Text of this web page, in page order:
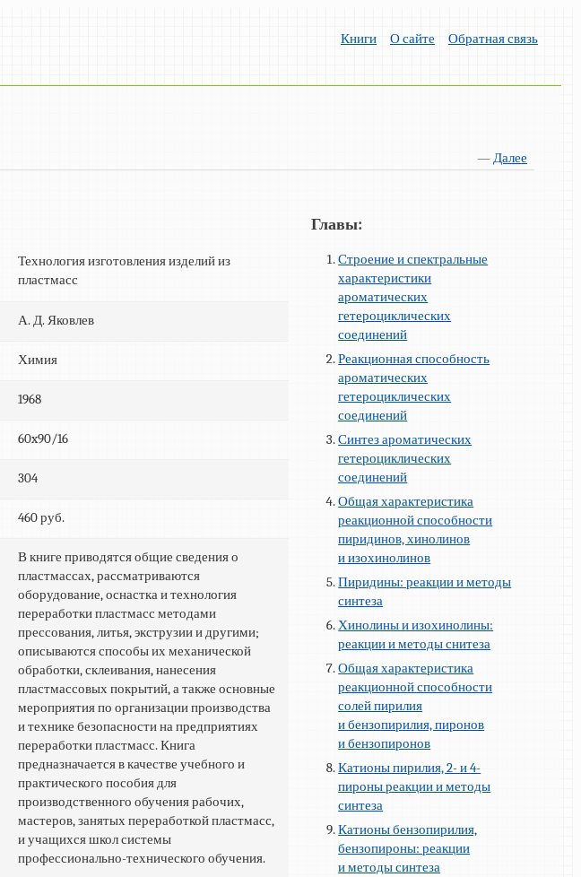
Книги О сайте Обратная связь
—Далее
Технология изготовления изделий из
пластмасс
А. Д. Яковлев
Химия
1968
60x90/16
304
460 руб.
В книге приводятся общие сведения о
пластмассах, рассматриваются
оборудование, оснастка и технология
переработки пластмасс методами
прессования, литья, экструзии и другими;
описываются способы их механической
обработки, склеивания, нанесения
пластмассовых покрытий, а также основные
мероприятия по организации производства
и технике безопасности на предприятиях
переработки пластмасс. Книга
предназначается в качестве учебного и
практического пособия для
производственного обучения рабочих,
мастеров, занятых переработкой пластмасс,
и учащихся школ системы
профессионально-технического обучения.
Главы:
Строение и спектральные
характеристики
ароматических
гетероциклических
соединений
Реакционная способность
ароматических
гетероциклических
соединений
Синтез ароматических
гетероциклических
соединений
Общая характеристика
реакционной способности
пиридинов, хинолинов
и изохинолинов
Пиридины: реакции и методы
синтеза
Хинолины и изохинолины:
реакции и методы снитеза
Общая характеристика
реакционной способности
солей пирилия
и бензопирилия, пиронов
и бензопиронов
Катионы пирилия, 2- и 4-
пироны реакции и методы
синтеза
Катионы бензопирилия,
бензопироны: реакции
и методы синтеза